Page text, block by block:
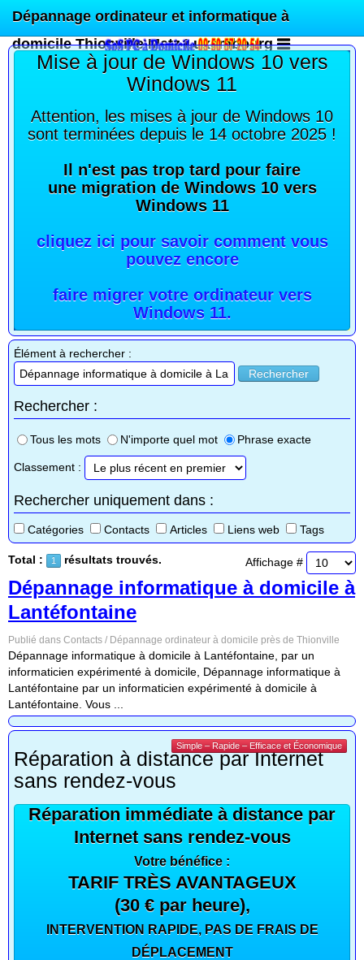
Dépannage ordinateur et informatique à
domicile Thionville Metz Luxembourg
Mise à jour de Windows 10 vers
Windows 11
Attention, les mises à jour de Windows 10
sont terminées depuis le 14 octobre 2025 !
Il n'est pas trop tard pour faire
une migration de Windows 10 vers
Windows 11
cliquez ici pour savoir comment vous
pouvez encore
faire migrer votre ordinateur vers
Windows 11.
Élément à rechercher :
Rechercher
Rechercher :
Tous les mots N'importe quel mot Phrase exacte
Classement :
Rechercher uniquement dans :
Catégories Contacts Articles Liens web Tags
Total : 1 résultats trouvés. Affichage #
Dépannage informatique à domicile à
Lantéfontaine
Publié dans Contacts / Dépannage ordinateur à domicile près de Thionville
Dépannage informatique à domicile à Lantéfontaine, par un
informaticien expérimenté à domicile, Dépannage informatique à
Lantéfontaine par un informaticien expérimenté à domicile à
Lantéfontaine. Vous ...
Simple – Rapide – Efficace et Économique
Réparation à distance par Internet
sans rendez-vous
Réparation immédiate à distance par
Internet sans rendez-vous
Votre bénéfice :
TARIF TRÈS AVANTAGEUX
(30 € par heure),
INTERVENTION RAPIDE, PAS DE FRAIS DE
DÉPLACEMENT